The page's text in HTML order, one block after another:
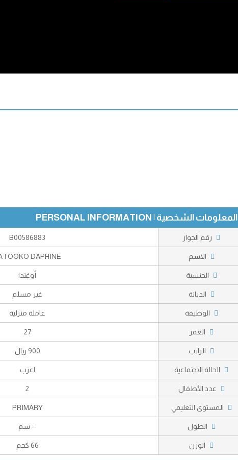
المعلومات الشخصية | PERSONAL INFORMATION
رقم الجواز B00586883
الاسم DAPHINE
الجنسية أوغندا
الديانة غير مسلم
الوظيفة عاملة منزلية
العمر 27
الراتب 900 ريال
الحالة الاجتماعية اعزب
عدد الأطفال 2
المستوى التعليمي PRIMARY
الطول -- سم
الوزن 66 كجم